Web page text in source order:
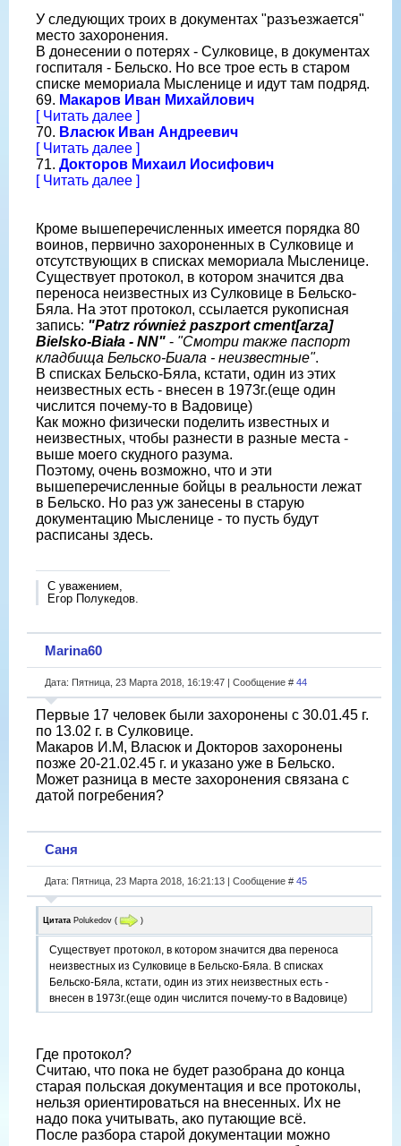
У следующих троих в документах "разъезжается"
место захоронения.
В донесении о потерях - Сулковице, в документах
госпиталя - Бельско. Но все трое есть в старом
списке мемориала Мысленице и идут там подряд.
69. Макаров Иван Михайлович
[ Читать далее ]
70. Власюк Иван Андреевич
[ Читать далее ]
71. Докторов Михаил Иосифович
[ Читать далее ]
Кроме вышеперечисленных имеется порядка 80
воинов, первично захороненных в Сулковице и
отсутствующих в списках мемориала Мысленице.
Существует протокол, в котором значится два
переноса неизвестных из Сулковице в Бельско-
Бяла. На этот протокол, ссылается рукописная
запись: "Patrz również paszport cment[arza]
Bielsko-Biała - NN" - "Смотри также паспорт
кладбища Бельско-Биала - неизвестные".
В списках Бельско-Бяла, кстати, один из этих
неизвестных есть - внесен в 1973г.(еще один
числится почему-то в Вадовице)
Как можно физически поделить известных и
неизвестных, чтобы разнести в разные места -
выше моего скудного разума.
Поэтому, очень возможно, что и эти
вышеперечисленные бойцы в реальности лежат
в Бельско. Но раз уж занесены в старую
документацию Мысленице - то пусть будут
расписаны здесь.
С уважением,
Егор Полукедов.
Marina60
Дата: Пятница, 23 Марта 2018, 16:19:47 | Сообщение # 44
Первые 17 человек были захоронены с 30.01.45 г.
по 13.02 г. в Сулковице.
Макаров И.М, Власюк и Докторов захоронены
позже 20-21.02.45 г. и указано уже в Бельско.
Может разница в месте захоронения связана с
датой погребения?
Саня
Дата: Пятница, 23 Марта 2018, 16:21:13 | Сообщение # 45
Цитата Polukedov ( )
Существует протокол, в котором значится два переноса
неизвестных из Сулковице в Бельско-Бяла. В списках
Бельско-Бяла, кстати, один из этих неизвестных есть -
внесен в 1973г.(еще один числится почему-то в Вадовице)
Где протокол?
Считаю, что пока не будет разобрана до конца
старая польская документация и все протоколы,
нельзя ориентироваться на внесенных. Их не
надо пока учитывать, ако путающие всё.
После разбора старой документации можно